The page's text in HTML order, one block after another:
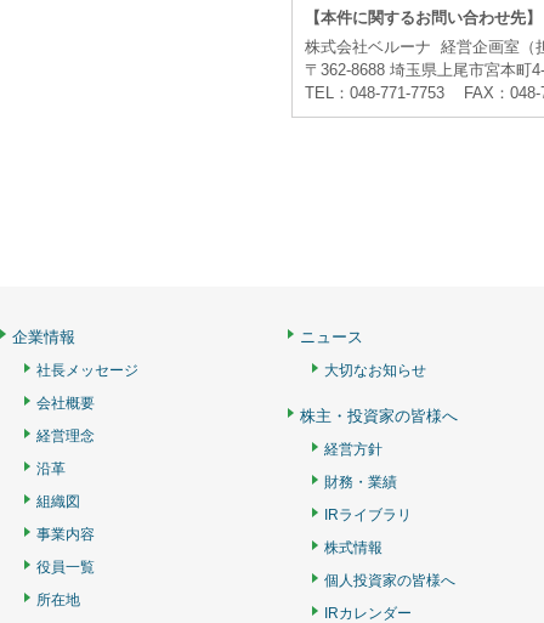
【本件に関するお問い合わせ先】
株式会社ベルーナ 経営企画室（
〒362-8688 埼玉県上尾市宮本町
TEL：048-771-7753 FAX：
企業情報
社長メッセージ
会社概要
経営理念
沿革
組織図
事業内容
役員一覧
所在地
ニュース
大切なお知らせ
株主・投資家の皆様へ
経営方針
財務・業績
IRライブラリ
株式情報
個人投資家の皆様へ
IRカレンダー